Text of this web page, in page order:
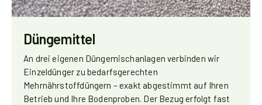
Düngemittel
An drei eigenen Düngemischanlagen verbinden wir
Einzeldünger zu bedarfsgerechten
Mehrnährstoffdüngern – exakt abgestimmt auf Ihren
Betrieb und Ihre Bodenproben. Der Bezug erfolgt fast